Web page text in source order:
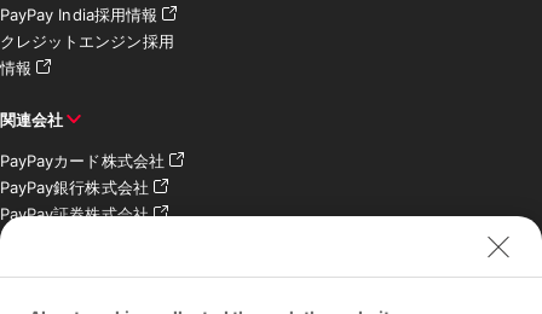
PayPay India採用情報
クレジットエンジン採用
情報
関連会社
PayPayカード株式会社
PayPay銀行株式会社
PayPay証券株式会社
PayPay SC株式会社